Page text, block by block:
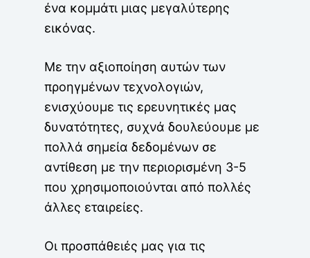
ένα κομμάτι μιας μεγαλύτερης
εικόνας.
Με την αξιοποίηση αυτών των
προηγμένων τεχνολογιών,
ενισχύουμε τις ερευνητικές μας
δυνατότητες, συχνά δουλεύουμε με
πολλά σημεία δεδομένων σε
αντίθεση με την περιορισμένη 3-5
που χρησιμοποιούνται από πολλές
άλλες εταιρείες.
Οι προσπάθειές μας για τις